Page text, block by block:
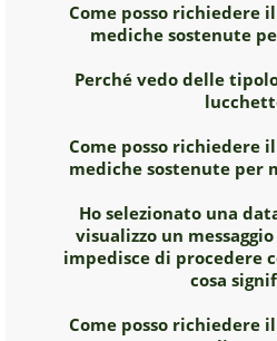
Come posso richiedere
mediche sostenute
Perché vedo delle
Come posso richiedere
mediche sostenute per
Ho selezionato una
visualizzo un
impedisce di procedere
cosa
Come posso richiedere